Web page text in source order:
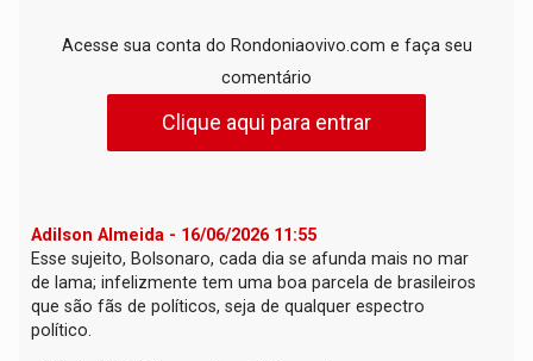
Acesse sua conta do Rondoniaovivo.com e faça seu
comentário
Clique aqui para entrar
Adilson Almeida - 16/06/2026 11:55
Esse sujeito, Bolsonaro, cada dia se afunda mais no mar
de lama; infelizmente tem uma boa parcela de brasileiros
que são fãs de políticos, seja de qualquer espectro
político.